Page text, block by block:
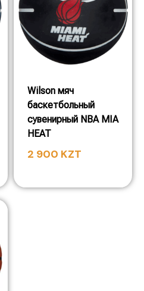
Wilson мяч
баскетбольный
сувенирный NBA MIA
HEAT
2 900 KZT